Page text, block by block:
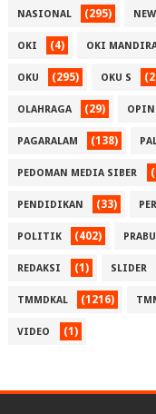
NASIONAL (295) NEW
OKI (4) OKI
OKU (295) OKU S
OLAHRAGA (29)
PAGARALAM (138)
PEDOMAN MEDIA SIBER
PENDIDIKAN (33)
POLITIK (402)
REDAKSI (1) SLIDER
TMMDKAL (1216)
VIDEO (1)